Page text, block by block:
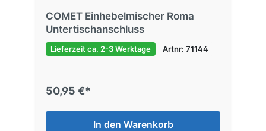
COMET Einhebelmischer Roma
Untertischanschluss
Lieferzeit ca. 2-3 Werktage Artnr: 71144
50,95 €*
In den Warenkorb